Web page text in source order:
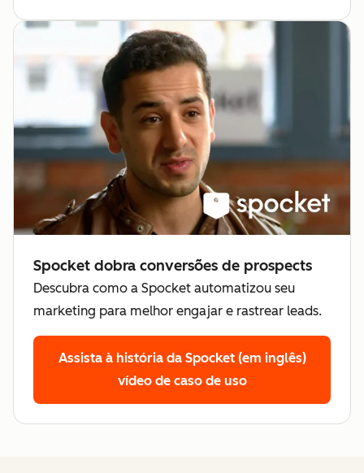
Spocket dobra conversões de prospects
Descubra como a Spocket automatizou seu
marketing para melhor engajar e rastrear leads.
Assista à história da Spocket (em inglês)
vídeo de caso de uso